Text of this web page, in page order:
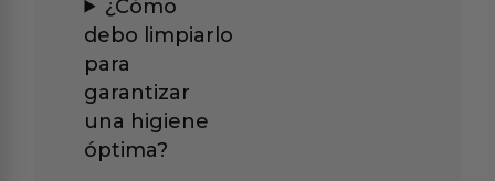
¿Cómo
debo limpiarlo
para
garantizar
una higiene
óptima?